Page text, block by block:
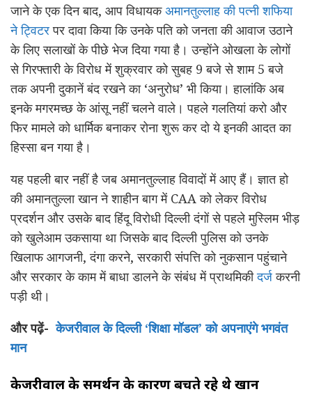
जाने के एक दिन बाद, आप विधायकअमानतुल्लाह की पत्नी शफिया
ने ट्विटरपर दावा किया कि उनके पति को जनता की आवाज उठाने
के लिए सलाखों के पीछे भेज दिया गया है। उन्होंने ओखला के लोगों
से गिरफ्तारी के विरोध में शुक्रवार को सुबह 9 बजे से शाम 5 बजे
तक अपनी दुकानें बंद रखने का ‘अनुरोध’ भी किया। हालांकि अब
इनके मगरमच्छ के आंसू नहीं चलने वाले। पहले गलतियां करो और
फिर मामले को धार्मिक बनाकर रोना शुरू कर दो ये इनकी आदत का
हिस्सा बन गया है।
यह पहली बार नहीं है जब अमानतुल्लाह विवादों में आए हैं। ज्ञात हो
की अमानतुल्ला खान ने शाहीन बाग में CAA को लेकर विरोध
प्रदर्शन और उसके बाद हिंदू विरोधी दिल्ली दंगों से पहले मुस्लिम भीड़
को खुलेआम उकसाया था जिसके बाद दिल्ली पुलिस को उनके
खिलाफ आगजनी, दंगा करने, सरकारी संपत्ति को नुकसान पहुंचाने
और सरकार के काम में बाधा डालने के संबंध में प्राथमिकीदर्जकरनी
पड़ी थी।
और पढ़ें-केजरीवाल के दिल्ली ‘शिक्षा मॉडल’ को अपनाएंगे भगवंत
मान
केजरीवाल के समर्थन के कारण बचते रहे थे खान